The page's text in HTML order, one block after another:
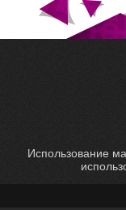
Использование